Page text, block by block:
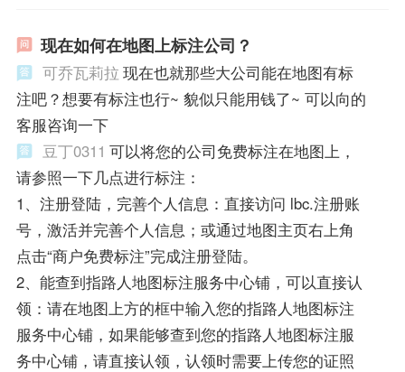
现在如何在地图上标注公司？
可乔瓦莉拉 现在也就那些大公司能在地图有标
注吧？想要有标注也行~ 貌似只能用钱了~ 可以向的
客服咨询一下
豆丁0311 可以将您的公司免费标注在地图上，
请参照一下几点进行标注：
1、注册登陆，完善个人信息：直接访问 lbc.注册账
号，激活并完善个人信息；或通过地图主页右上角
点击“商户免费标注”完成注册登陆。
2、能查到指路人地图标注服务中心铺，可以直接认
领：请在地图上方的框中输入您的指路人地图标注
服务中心铺，如果能够查到您的指路人地图标注服
务中心铺，请直接认领，认领时需要上传您的证照